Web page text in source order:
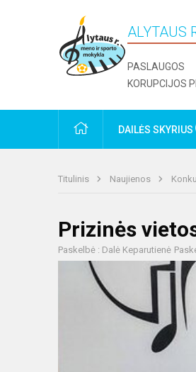
ALYTAUS
PASLAUGOS
KORUPCIJOS
PRADŽIADAILĖS SKYRIUS
Titulinis Naujienos
Prizinės
Paskelbė : Dalė Keparutienė